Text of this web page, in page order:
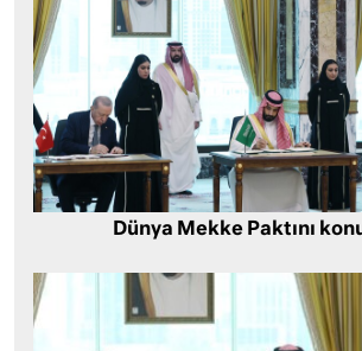
Dünya Mekke Paktını